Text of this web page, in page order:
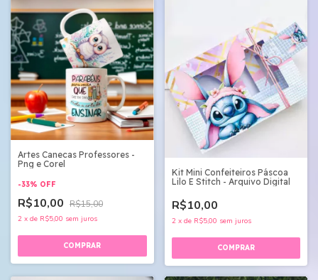
Artes Canecas Professores -
Png e Corel
-33% OFF
R$10,00 R$15,00
2 x de R$5,00 sem juros
Kit Mini Confeiteiros Páscoa
Lilo E Stitch - Arquivo Digital
R$10,00
2 x de R$5,00 sem juros